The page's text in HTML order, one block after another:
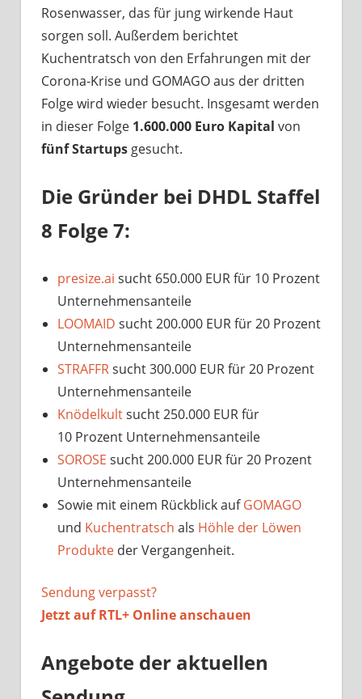
Rosenwasser, das für jung wirkende Haut
sorgen soll. Außerdem berichtet
Kuchentratsch von den Erfahrungen mit der
Corona-Krise und GOMAGO aus der dritten
Folge wird wieder besucht. Insgesamt werden
in dieser Folge 1.600.000 Euro Kapital von
fünf Startups gesucht.
Die Gründer bei DHDL Staffel
8 Folge 7:
presize.ai sucht 650.000 EUR für 10 Prozent
Unternehmensanteile
LOOMAID sucht 200.000 EUR für 20 Prozent
Unternehmensanteile
STRAFFRsucht 300.000 EUR für 20 Prozent
Unternehmensanteile
Knödelkultsucht 250.000 EUR für
10 Prozent Unternehmensanteile
SOROSE sucht 200.000 EUR für 20 Prozent
Unternehmensanteile
Sowie mit einem Rückblick aufGOMAGO
und Kuchentratsch als Höhle der Löwen
Produkte der Vergangenheit.
Sendung verpasst?
Jetzt aufRTL+ Online anschauen
Angebote der aktuellen